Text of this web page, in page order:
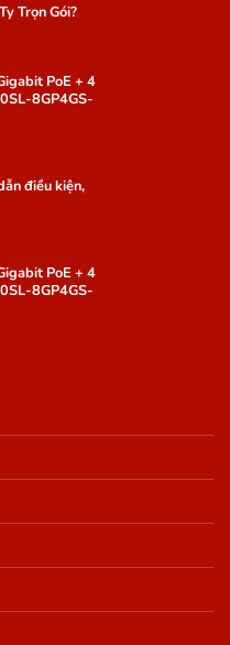
Trọn Gói?
PoE + 4
8GP4GS-
điều kiện,
PoE + 4
8GP4GS-